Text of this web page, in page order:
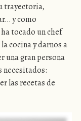
trayectoria,
y como
tocado un chef
cocina y darnos a
una gran persona
necesitados:
las recetas de